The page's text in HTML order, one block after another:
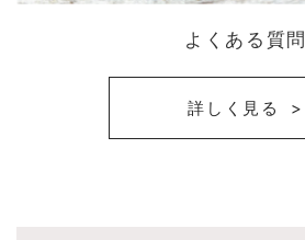
よくある質問
詳しく見る